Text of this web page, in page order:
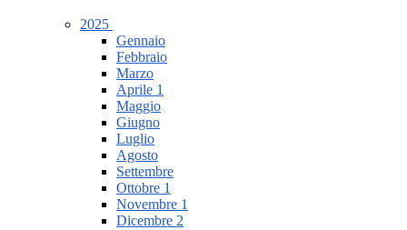
2025
Gennaio
Febbraio
Marzo
Aprile 1
Maggio
Giugno
Luglio
Agosto
Settembre
Ottobre 1
Novembre 1
Dicembre 2